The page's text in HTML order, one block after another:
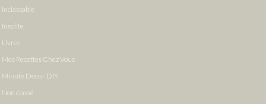
Inclassable
Insolite
Livres
Mes Recettes Chez Vous
Minute Deco - DIY
Non classé